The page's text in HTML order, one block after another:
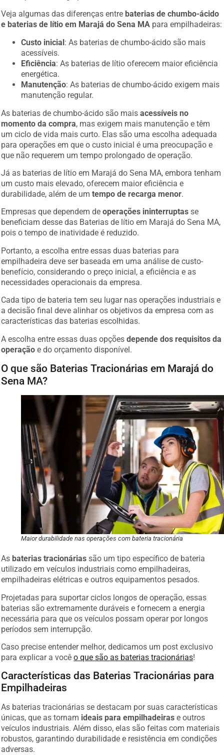
Veja algumas das diferenças entre baterias de chumbo-ácido
e baterias de lítio em Marajá do Sena MA para empilhadeiras:
Custo inicial: As baterias de chumbo-ácido são mais
acessíveis.
Eficiência: As baterias de lítio oferecem maior eficiência
energética.
Manutenção: As baterias de chumbo-ácido exigem mais
manutenção regular.
As baterias de chumbo-ácido são maisacessíveis no
momento da compra, mas exigem mais manutenção e têm
um ciclo de vida mais curto. Elas são uma escolha adequada
para operações em que o custo inicial é uma preocupação e
que não requerem um tempo prolongado de operação.
Já as baterias de lítio em Marajá do Sena MA, embora tenham
um custo mais elevado, oferecem maior eficiência e
durabilidade, além de umtempo de recarga menor.
Empresas que dependem deoperações ininterruptas se
beneficiam desse das Baterias de lítio em Marajá do Sena MA,
pois o tempo de inatividade é reduzido.
Portanto, a escolha entre essas duas baterias para
empilhadeira deve ser baseada em uma análise de custo-
benefício, considerando o preço inicial, a eficiência e as
necessidades operacionais da empresa.
Cada tipo de bateria tem seu lugar nas operações industriais e
a decisão final deve alinhar os objetivos da empresa com as
características das baterias escolhidas.
A escolha entre essas duas opçõesdepende dos requisitos da
operação e do orçamento disponível.
O que são Baterias Tracionárias em Marajá do
Sena MA?
Maior durabilidade nas operações com bateria tracionária
As baterias tracionárias são um tipo específico de bateria
utilizado em veículos industriais como empilhadeiras,
empilhadeiras elétricas e outros equipamentos pesados.
Projetadas para suportar ciclos longos de operação, essas
baterias são extremamente duráveis e fornecem a energia
necessária para que os veículos possam operar por longos
períodos sem interrupção.
Caso precise entender melhor, dedicamos um post exclusivo
para explicar a vocêo que são as baterias tracionárias!
Características das Baterias Tracionárias para
Empilhadeiras
As baterias tracionárias se destacam por suas características
únicas, que as tornam ideais para empilhadeiras e outros
veículos industriais. Além disso, elas são feitas com materiais
robustos, garantindo durabilidade e resistência em condições
adversas.